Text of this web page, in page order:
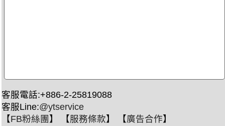
客服電話:+886-2-25819088
客服Line:@ytservice
【FB粉絲團 】 【服務條款】 【廣告合作】